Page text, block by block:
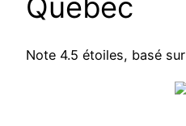
Quebec
Note 4.5 étoiles, basé sur